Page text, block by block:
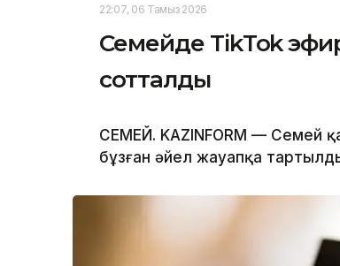
22:07, 06 Тамыз 2026
Семейде TikTok
сотталды
СЕМЕЙ. KAZINFORM — Семей
бұзған әйел жауапқа